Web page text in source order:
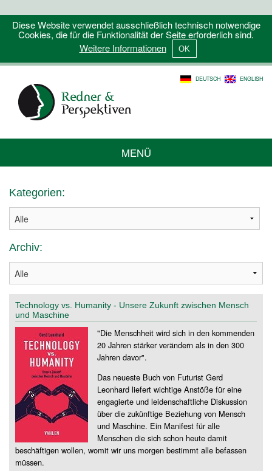
Diese Website verwendet ausschließlich technisch notwendige
Cookies, die für die Funktionalität der Seite erforderlich sind.
Weitere Informationen
DEUTSCH ENGLISH
MENÜ
Kategorien:
Archiv:
Technology vs. Humanity - Unsere Zukunft zwischen Mensch
und Maschine
"Die Menschheit wird sich in den kommenden
20 Jahren stärker verändern als in den 300
Jahren davor".
Das neueste Buch von Futurist Gerd
Leonhard liefert wichtige Anstöße für eine
engagierte und leidenschaftliche Diskussion
über die zukünftige Beziehung von Mensch
und Maschine. Ein Manifest für alle
Menschen die sich schon heute damit
beschäftigen wollen, womit wir uns morgen bestimmt alle befassen
müssen.